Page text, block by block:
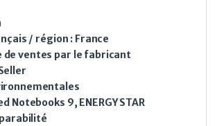
/ région : France
de ventes par le fabricant
Notebooks 9, ENERGY STAR